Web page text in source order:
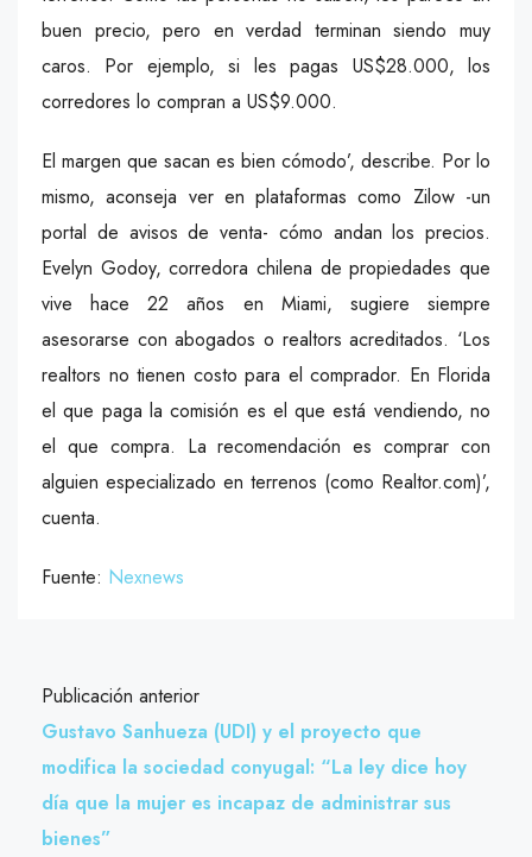
buen precio, pero en verdad terminan siendo muy
caros. Por ejemplo, si les pagas US$28.000, los
corredores lo compran a US$9.000.
El margen que sacan es bien cómodo’, describe. Por lo
mismo, aconseja ver en plataformas como Zilow -un
portal de avisos de venta- cómo andan los precios.
Evelyn Godoy, corredora chilena de propiedades que
vive hace 22 años en Miami, sugiere siempre
asesorarse con abogados o realtors acreditados. ‘Los
realtors no tienen costo para el comprador. En Florida
el que paga la comisión es el que está vendiendo, no
el que compra. La recomendación es comprar con
alguien especializado en terrenos (como Realtor.com)’,
cuenta.
Fuente: Nexnews
Publicación anterior
Gustavo Sanhueza (UDI) y el proyecto que
modifica la sociedad conyugal: “La ley dice hoy
día que la mujer es incapaz de administrar sus
bienes”